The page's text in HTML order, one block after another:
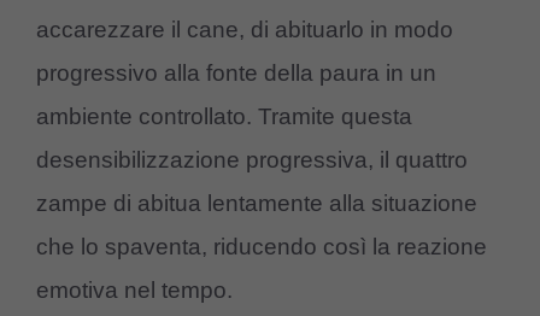
accarezzare il cane, di abituarlo in modo
progressivo alla fonte della paura in un
ambiente controllato. Tramite questa
desensibilizzazione progressiva, il quattro
zampe di abitua lentamente alla situazione
che lo spaventa, riducendo così la reazione
emotiva nel tempo.